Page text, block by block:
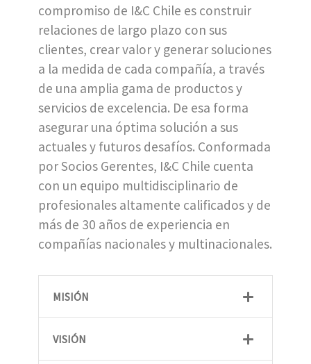
compromiso de I&C Chile es construir
relaciones de largo plazo con sus
clientes, crear valor y generar soluciones
a la medida de cada compañía, a través
de una amplia gama de productos y
servicios de excelencia. De esa forma
asegurar una óptima solución a sus
actuales y futuros desafíos. Conformada
por Socios Gerentes, I&C Chile cuenta
con un equipo multidisciplinario de
profesionales altamente calificados y de
más de 30 años de experiencia en
compañías nacionales y multinacionales.
MISIÓN
VISIÓN